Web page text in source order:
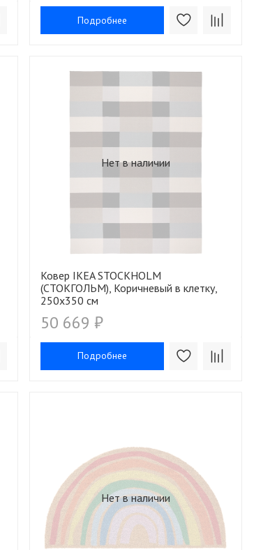
Подробнее
Нет в наличии
Ковер IKEA STOCKHOLM
(СТОКГОЛЬМ), Коричневый в клетку,
250х350 см
50 669 ₽
Подробнее
Нет в наличии